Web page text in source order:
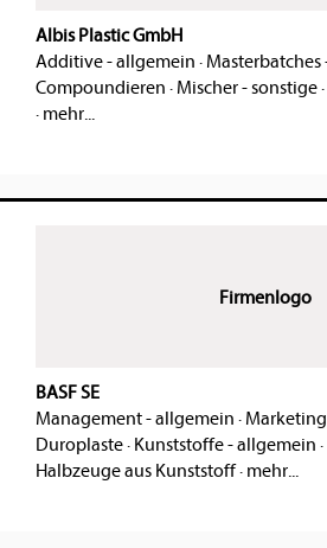
Albis Plastic GmbH
Additive - allgemein ·
Compoundieren · Mischer - sonstige·
· mehr...
Firmenlogo
BASF SE
Management - allgemein ·
Duroplaste· Kunststoffe - allgemein ·
Halbzeuge aus Kunststoff· mehr...